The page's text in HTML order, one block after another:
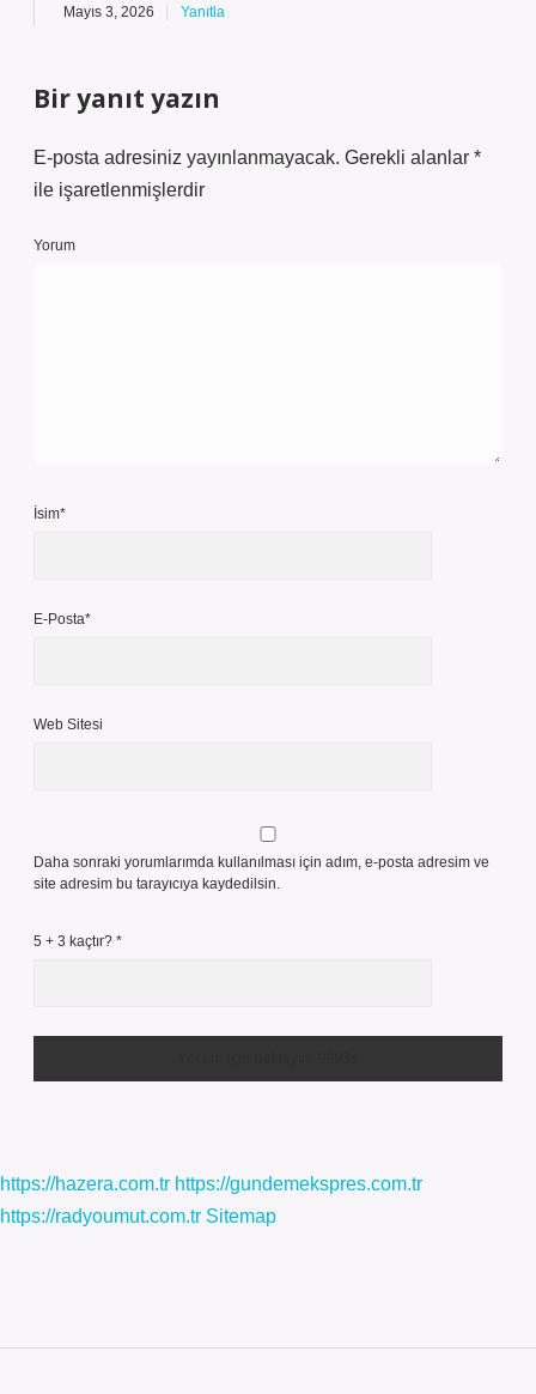
Mayıs 3, 2026 Yanıtla
Bir yanıt yazın
E-posta adresiniz yayınlanmayacak. Gerekli alanlar *
ile işaretlenmişlerdir
Yorum
İsim*
E-Posta*
Web Sitesi
Daha sonraki yorumlarımda kullanılması için adım, e-posta adresim ve
site adresim bu tarayıcıya kaydedilsin.
5 + 3 kaçtır? *
https://hazera.com.tr https://gundemekspres.com.tr
https://radyoumut.com.tr Sitemap